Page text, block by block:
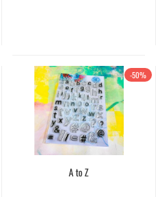
-50%
A to Z